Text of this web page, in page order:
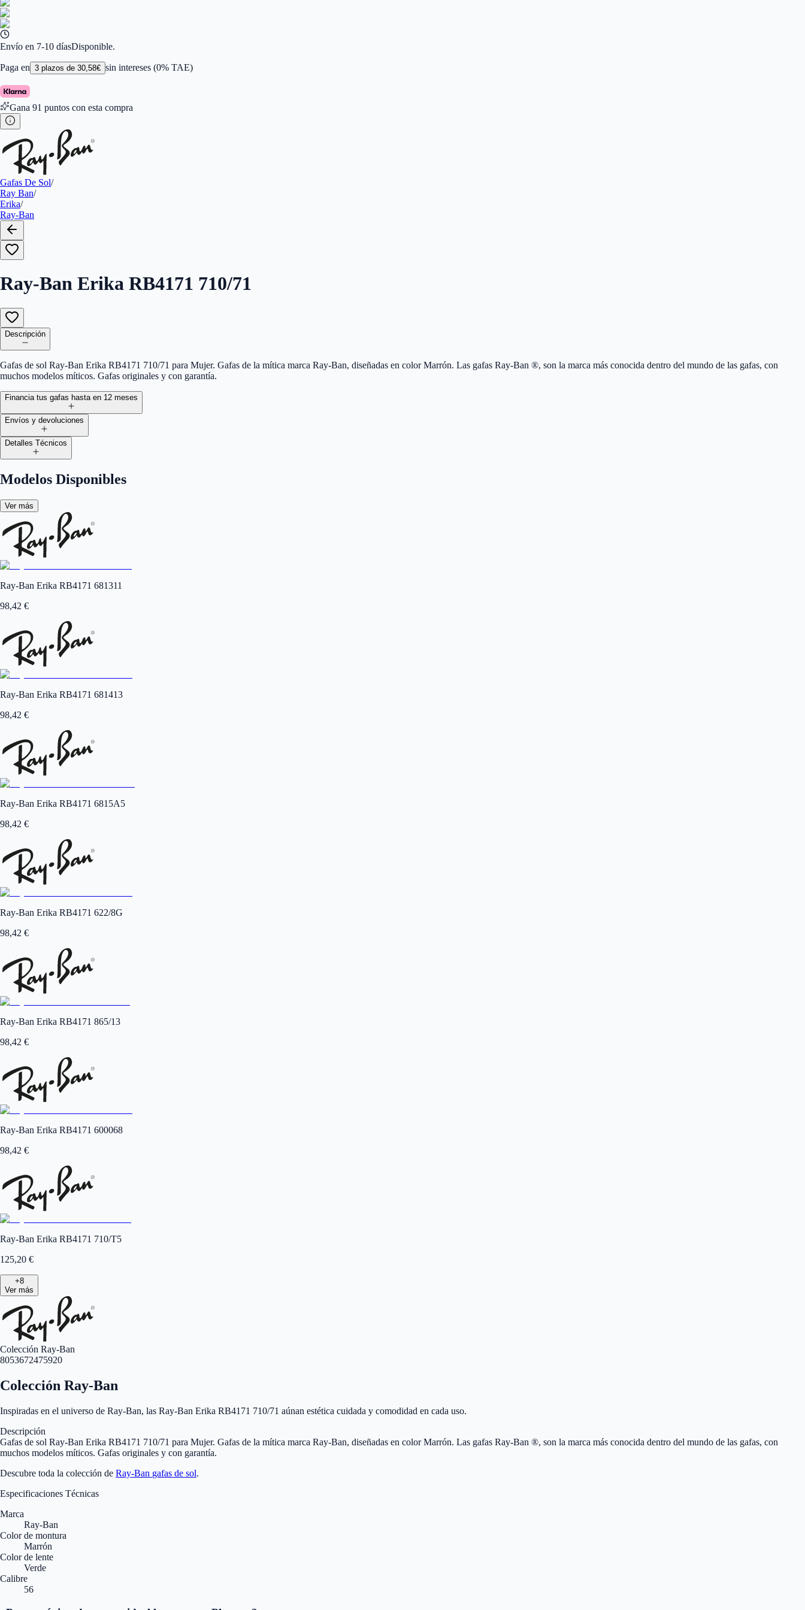
Forma:Phantos
Largo de la Varilla (mm) :145
Marca:Ray-Ban
Tipo de Cristales
Envío en 7-10 díasDisponible.
Paga en 3 plazos de 30,58€ sin intereses (0% TAE)
Gana 91 puntos con esta compra
Gafas De Sol/
Ray Ban/
Erika/
Ray-Ban
Ray-Ban Erika RB4171 710/71
Descripción
Gafas de sol Ray-Ban Erika RB4171 710/71 para Mujer. Gafas de la mítica marca Ray-Ban, diseñadas en color Marrón. Las gafas Ray-Ban ®, son la marca más conocida dentro del mundo de las gafas, con
muchos modelos míticos. Gafas originales y con garantía.
Financia tus gafas hasta en 12 meses
Envíos y devoluciones
Detalles Técnicos
Modelos Disponibles
Ver más
Ray-Ban Erika RB4171 681311
98,42 €
Ray-Ban Erika RB4171 681413
98,42 €
Ray-Ban Erika RB4171 6815A5
98,42 €
Ray-Ban Erika RB4171 622/8G
98,42 €
Ray-Ban Erika RB4171 865/13
98,42 €
Ray-Ban Erika RB4171 600068
98,42 €
Ray-Ban Erika RB4171 710/T5
125,20 €
+8
Ver más
Colección Ray-Ban
8053672475920
Colección Ray-Ban
Inspiradas en el universo de Ray-Ban, las Ray-Ban Erika RB4171 710/71 aúnan estética cuidada y comodidad en cada uso.
Descripción
Gafas de sol Ray-Ban Erika RB4171 710/71 para Mujer. Gafas de la mítica marca Ray-Ban, diseñadas en color Marrón. Las gafas Ray-Ban ®, son la marca más conocida dentro del mundo de las gafas, con
muchos modelos míticos. Gafas originales y con garantía.
Descubre toda la colección de Ray-Ban gafas de sol.
Especificaciones Técnicas
Marca
Ray-Ban
Color de montura
Marrón
Color de lente
Verde
Calibre
56